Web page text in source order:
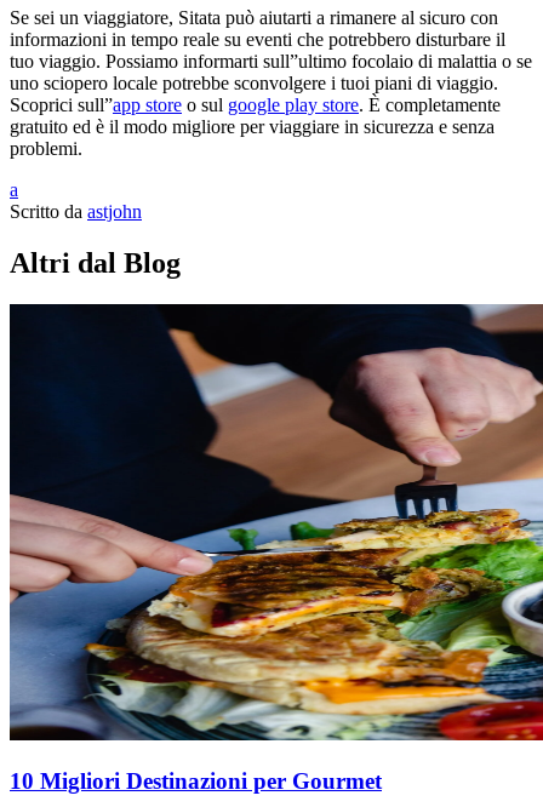
Se sei un viaggiatore, Sitata può aiutarti a rimanere al sicuro con
informazioni in tempo reale su eventi che potrebbero disturbare il
tuo viaggio. Possiamo informarti sull”ultimo focolaio di malattia o se
uno sciopero locale potrebbe sconvolgere i tuoi piani di viaggio.
Scoprici sull”app store o sul google play store. È completamente
gratuito ed è il modo migliore per viaggiare in sicurezza e senza
problemi.
a
Scritto da astjohn
Altri dal Blog
10 Migliori Destinazioni per Gourmet